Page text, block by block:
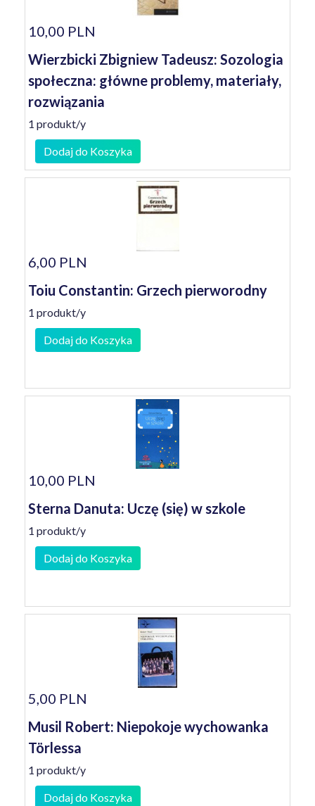
10,00 PLN
Wierzbicki Zbigniew Tadeusz: Sozologia
społeczna: główne problemy, materiały,
rozwiązania
1 produkt/y
Dodaj do Koszyka
6,00 PLN
Toiu Constantin: Grzech pierworodny
1 produkt/y
Dodaj do Koszyka
10,00 PLN
Sterna Danuta: Uczę (się) w szkole
1 produkt/y
Dodaj do Koszyka
5,00 PLN
Musil Robert: Niepokoje wychowanka
Törlessa
1 produkt/y
Dodaj do Koszyka